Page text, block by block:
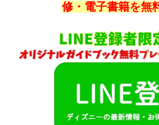
修・電子書籍を無